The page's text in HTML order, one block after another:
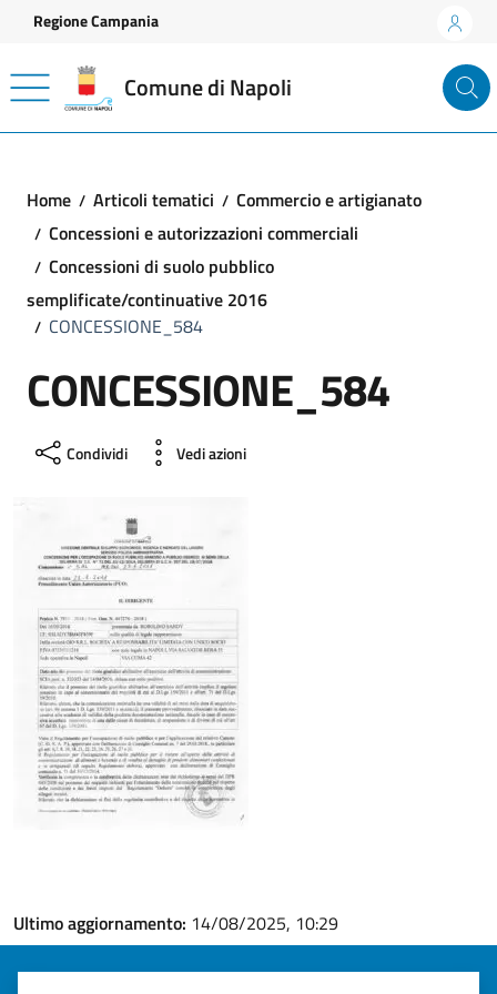
Vai ai contenuti
Vai al footer
Regione Campania
Comune di Napoli
Home Articoli tematici
Commercio e artigianato
Concessioni e autorizzazioni commerciali
Concessioni di suolo pubblico
semplificate/continuative 2016
CONCESSIONE_584
CONCESSIONE_584
Condividi Vedi azioni
Ultimo aggiornamento: 14/08/2025, 10:29